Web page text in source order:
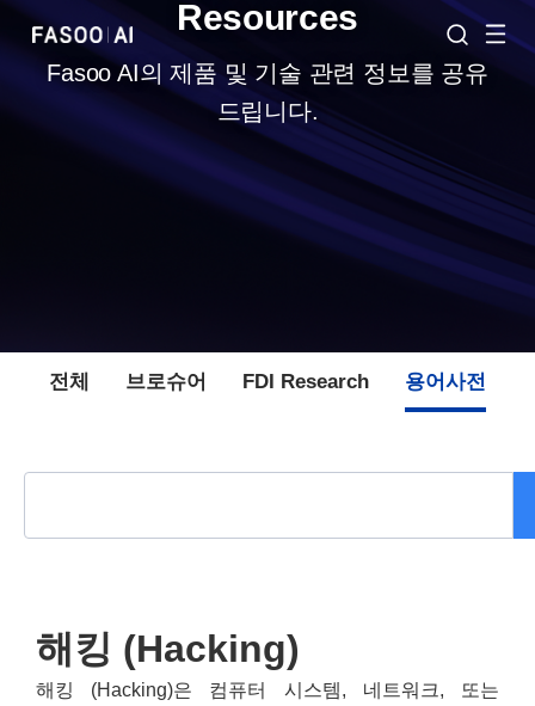
Resources
Fasoo AI의 제품 및 기술 관련 정보를 공유
드립니다.
전체 브로슈어 FDI Research 용어사전
해킹 (Hacking)
해킹 (Hacking)은 컴퓨터 시스템, 네트워크, 또는